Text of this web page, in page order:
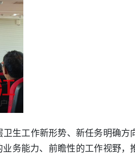
卫生工作新形势、新任务明确方
务能力、前瞻性的工作视野，